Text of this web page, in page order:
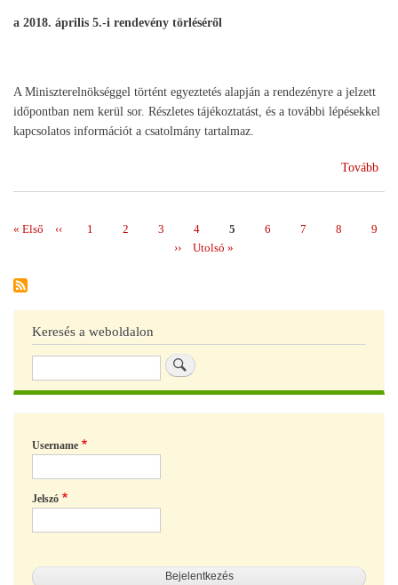
a 2018. április 5.-i rendevény törléséről
A Miniszterelnökséggel történt egyeztetés alapján a rendezényre a jelzett
időpontban nem kerül sor. Részletes tájékoztatást, és a további lépésekkel
kapcsolatos információt a csatolmány tartalmaz.
Tovább
Első
« Első
Előző
‹‹ Page
1 Page
2 Page
3 Page
4 Page
5 Page
6 Page
7 Page
8 Page
9
Következő
››
Utolsó
Utolsó »
Keresés a weboldalon
Keresés
Username
Jelszó